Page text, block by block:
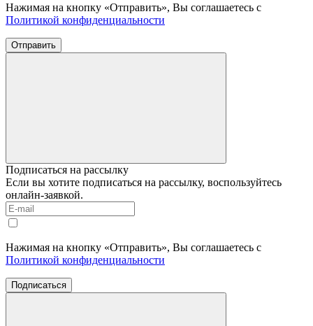
Нажимая на кнопку «Отправить», Вы соглашаетесь с
Политикой конфиденциальности
Отправить
Подписаться на рассылку
Если вы хотите подписаться на рассылку, воспользуйтесь
онлайн-заявкой.
Нажимая на кнопку «Отправить», Вы соглашаетесь с
Политикой конфиденциальности
Подписаться